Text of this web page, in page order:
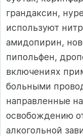
грандаксин,
используют
амидопирин,
пипольфен,
включениях
больными
направленные
освобождению
алкогольной